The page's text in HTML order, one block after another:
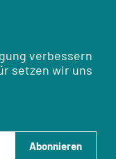
verbessern
setzen wir uns
Abonnieren